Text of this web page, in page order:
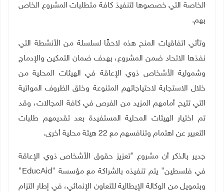
الخاصة التي خصصوها لتنفيذ كافة متطلبات المشروع الخاص
بهم.
وتأتي اتفاقيات المنح هذه لاحقًا لسلسلة من الأنشطة التي
نفذها الاتحاد ضمن المشروع، بهدف ضمان التمكين والإدماج
وشمولية الأشخاص ذوي الإعاقة في الهيئات المحلية من
خلال الاستجابة لاحتياجاتهم المتنوعة وخلق الظروف المواتية
التي تتيح أمامهم المزيد من الفرص في كافة المجالات، وقد
تم اختيار الهيئات المحلية المستفيدة بعد تقديمهم طلبات
التعبير عن اهتمام وتنافسهم مع 22 هيئة محلية أخرى.
جدير بالذكر أن مشروع "تعزيز حقوق الأشخاص ذوي الإعاقة
في فلسطين" يتم تنفيذه بالشراكة مع مؤسسة "EducAid
"
وبتمويل من الوكالة الإيطالية للتعاون الإنمائي، في إطار التزام